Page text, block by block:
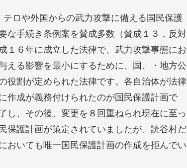
ロや外国からの武力攻撃に備える国民保護
な手続き条例案を賛成多数（賛成１３，反対
１６年に成立した法律で、武力攻撃事態にお
える影響を最小にするために、国、・地方公
役割が定められた法律です。各自治体が法律
作成が義務付けられたのが国民保護計画で
し、その後、変更を８回重ねられ現在に至っ
保護計画が策定されていましたが、読谷村だ
おいても唯一国民保護計画の作成を拒んでい